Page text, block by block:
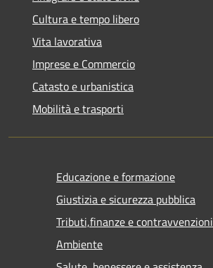
Cultura e tempo libero
Vita lavorativa
Imprese e Commercio
Catasto e urbanistica
Mobilità e trasporti
Educazione e formazione
Giustizia e sicurezza pubblica
Tributi,finanze e contravvenzioni
Ambiente